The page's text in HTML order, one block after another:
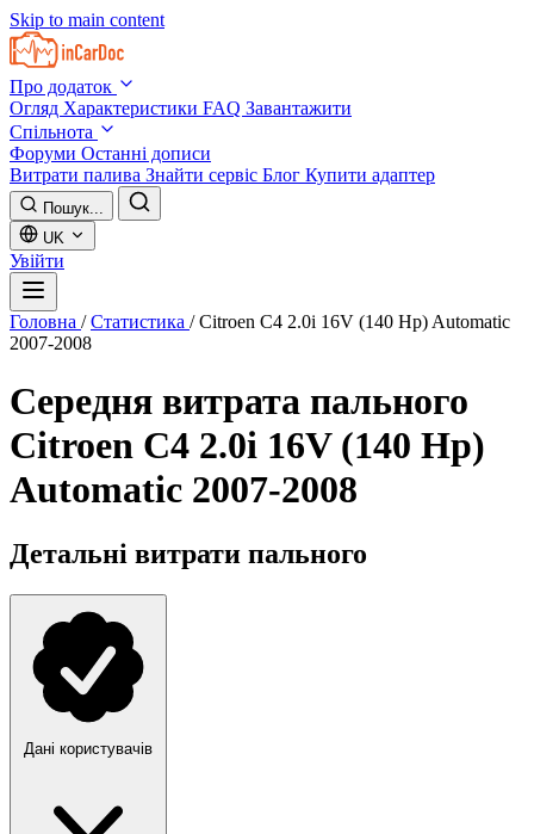
Skip to main content
Про додаток
Огляд Характеристики FAQ Завантажити
Спільнота
Форуми Останні дописи
Витрати палива Знайти сервіс Блог Купити адаптер
Пошук...
UK
Увійти
Головна / Статистика / Citroen C4 2.0i 16V (140 Hp) Automatic
2007-2008
Середня витрата пального
Citroen C4 2.0i 16V (140 Hp)
Automatic 2007-2008
Детальні витрати пального
Дані користувачів